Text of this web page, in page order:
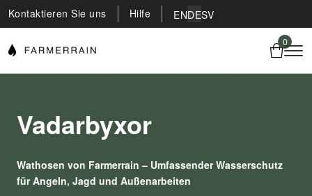
Kontaktieren Sie uns Hilfe ENDESV
0
Vadarbyxor
Wathosen von Farmerrain – Umfassender Wasserschutz
für Angeln, Jagd und Außenarbeiten